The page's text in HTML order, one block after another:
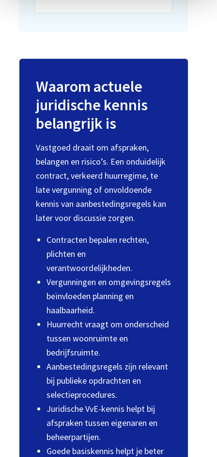
Waarom actuele
juridische kennis
belangrijk is
Vastgoed draait om afspraken,
belangen en risico’s. Een onduidelijk
contract, verkeerd huurregime, te
late vergunning of onvoldoende
kennis van aanbestedingsregels kan
later voor discussie zorgen.
Contracten bepalen rechten,
plichten en
verantwoordelijkheden.
Vergunningen en omgevingsregels
beïnvloeden planning en
haalbaarheid.
Huurrecht vraagt om onderscheid
tussen woonruimte en
bedrijfsruimte.
Aanbestedingsregels zijn relevant
bij publieke opdrachten en
selectieprocedures.
Juridische VvE-kennis helpt bij
afspraken tussen eigenaren en
beheerpartijen.
Goede basiskennis helpt je beter